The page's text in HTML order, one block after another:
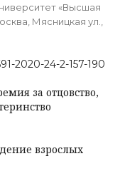
«Высшая
Мясницкая ул.,
2020-24-2-157-190
за отцовство,
взрослых